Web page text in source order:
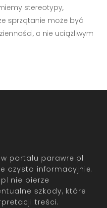
stereotypy,
sprzątanie może być
a nie uciążliwym
portalu parawre.pl
czysto informacyjnie.
nie bierze
szkody, które
treści.